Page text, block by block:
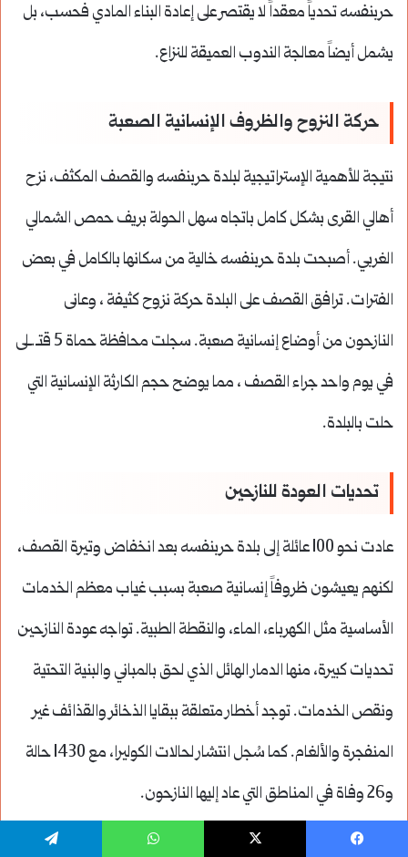
حربنفسه تحدياً معقداً لا يقتصر على إعادة البناء المادي فحسب، بل
يشمل أيضاً معالجة الندوب العميقة للنزاع.
حركة النزوح والظروف الإنسانية الصعبة
نتيجة للأهمية الإستراتيجية لبلدة حربنفسه والقصف المكثف، نزح
أهالي القرى بشكل كامل باتجاه سهل الحولة بريف حمص الشمالي
الغربي. أصبحت بلدة حربنفسه خالية من سكانها بالكامل في بعض
الفترات. ترافق القصف على البلدة حركة نزوح كثيفة ، وعانى
النازحون من أوضاع إنسانية صعبة. سجلت محافظة حماة 5 قتـ.ـلى
في يوم واحد جراء القصف ، مما يوضح حجم الكارثة الإنسانية التي
حلت بالبلدة.
تحديات العودة للنازحين
عادت نحو 100 عائلة إلى بلدة حربنفسه بعد انخفاض وتيرة القصف،
لكنهم يعيشون ظروفاً إنسانية صعبة بسبب غياب معظم الخدمات
الأساسية مثل الكهرباء، الماء، والنقطة الطبية.تواجه عودة النازحين
تحديات كبيرة، منها الدمار الهائل الذي لحق بالمباني والبنية التحتية
ونقص الخدمات.توجد أخطار متعلقة ببقايا الذخائر والقذائف غير
المنفجرة والألغام.
كما سُجل انتشار لحالات الكوليرا، مع 1430 حالة
و26 وفاة في المناطق التي عاد إليها النازحون.